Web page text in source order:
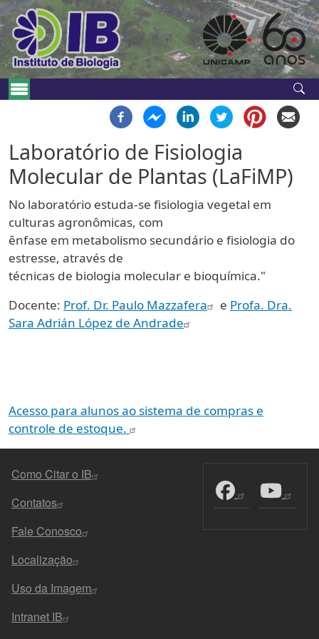
Pular para o conteúdo principal
Navegação principal
Laboratório de Fisiologia
Molecular de Plantas (LaFiMP)
No laboratório estuda-se fisiologia vegetal em
culturas agronômicas, com
ênfase em metabolismo secundário e fisiologia do
estresse, através de
técnicas de biologia molecular e bioquímica."
Docente: Prof. Dr. Paulo Mazzafera e Profa. Dra.
Sara Adrián López de Andrade
Acesso para alunos ao sistema de compras e
controle de estoque.
MENU DO RODAPÉ
Como Citar o IB
Contatos
Fale Conosco
Localização
Uso da Imagem
Intranet IB